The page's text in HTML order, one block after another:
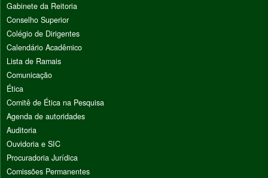
Gabinete da Reitoria
Conselho Superior
Colégio de Dirigentes
Calendário Acadêmico
Lista de Ramais
Comunicação
Ética
Comitê de Ética na Pesquisa
Agenda de autoridades
Auditoria
Ouvidoria e SIC
Procuradoria Jurídica
Comissões Permanentes